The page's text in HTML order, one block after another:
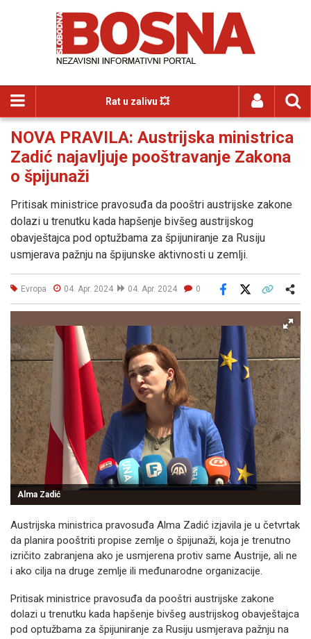
Rat u zalivu 💥
NOVA PRAVILA: Austrijska ministrica
Zadić najavljuje pooštravanje Zakona
o špijunaži
Pritisak ministrice pravosuđa da pooštri austrijske zakone
dolazi u trenutku kada hapšenje bivšeg austrijskog
obavještajca pod optužbama za špijuniranje za Rusiju
usmjerava pažnju na špijunske aktivnosti u zemlji.
Evropa 04. Apr. 2024 04. Apr. 2024 0
Facebook
Alma Zadić
Austrijska ministrica pravosuđa Alma Zadić izjavila je u četvrtak
da planira pooštriti propise zemlje o špijunaži, koja je trenutno
izričito zabranjena ako je usmjerena protiv same Austrije, ali ne
i ako cilja na druge zemlje ili međunarodne organizacije.
Pritisak ministrice pravosuđa da pooštri austrijske zakone
dolazi u trenutku kada hapšenje bivšeg austrijskog obavještajca
pod optužbama za špijuniranje za Rusiju usmjerava pažnju na